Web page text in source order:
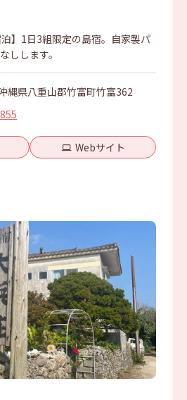
泊】1日3組限定の島宿。自家製パ
しします。
県八重山郡竹富町竹富362
Webサイト